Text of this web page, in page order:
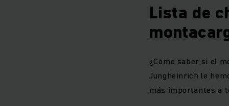
Lista de
¿Cómo saber si el
Jungheinrich le
más importantes a